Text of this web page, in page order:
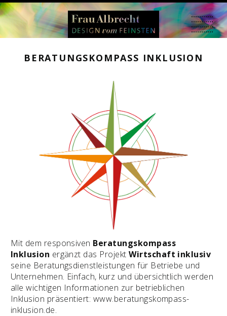
BERATUNGSKOMPASS INKLUSION
Mit dem responsiven Beratungskompass
Inklusion ergänzt das ProjektWirtschaft inklusiv
seine Beratungsdienstleistungen für Betriebe und
Unternehmen. Einfach, kurz und übersichtlich werden
alle wichtigen Informationen zur betrieblichen
Inklusion präsentiert: www.beratungskompass-
inklusion.de.